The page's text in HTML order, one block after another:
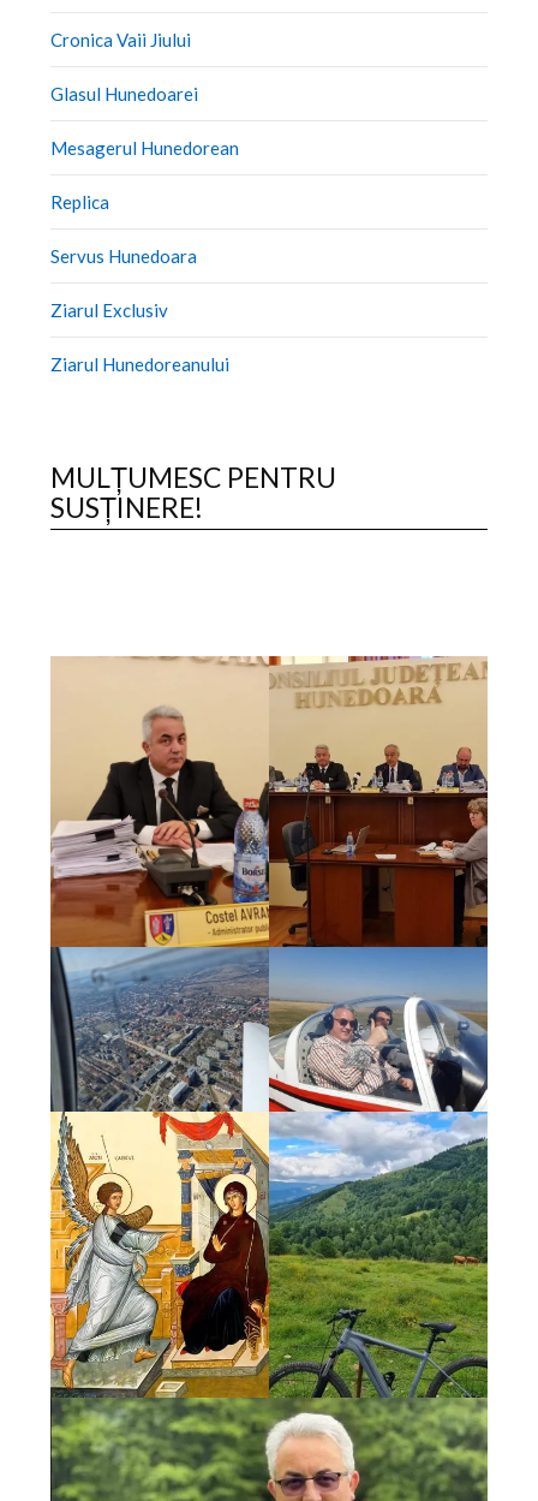
Cronica Vaii Jiului
Glasul Hunedoarei
Mesagerul Hunedorean
Replica
Servus Hunedoara
Ziarul Exclusiv
Ziarul Hunedoreanului
MULȚUMESC PENTRU
SUSȚINERE!